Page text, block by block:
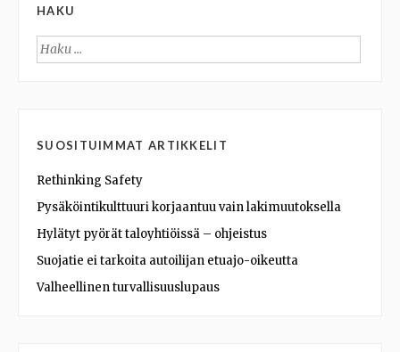
HAKU
Haku:
SUOSITUIMMAT ARTIKKELIT
Rethinking Safety
Pysäköintikulttuuri korjaantuu vain lakimuutoksella
Hylätyt pyörät taloyhtiöissä – ohjeistus
Suojatie ei tarkoita autoilijan etuajo-oikeutta
Valheellinen turvallisuuslupaus